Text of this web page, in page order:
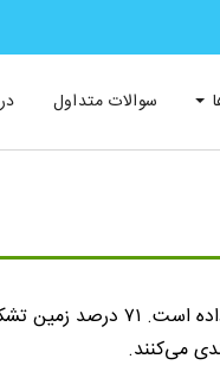
سوالات متداول
بزرگ ترین دریاچه های نمک در
می‌کنند.